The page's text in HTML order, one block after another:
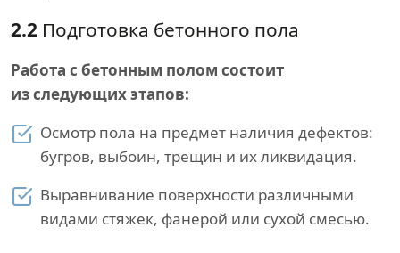
2.2 Подготовка бетонного пола
Работа с бетонным полом состоит
из следующих этапов:
Осмотр пола на предмет наличия дефектов:
бугров, выбоин, трещин и их ликвидация.
Выравнивание поверхности различными
видами стяжек, фанерой или сухой смесью.